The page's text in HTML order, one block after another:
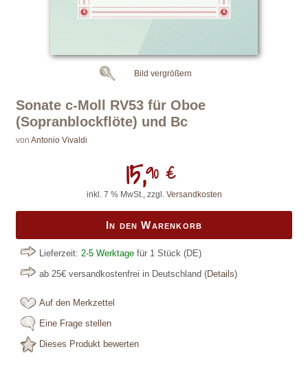
Sonate c-Moll RV53 für Oboe
(Sopranblockflöte) und Bc
von Antonio Vivaldi
15,90 €
inkl. 7 % MwSt., zzgl. Versandkosten
In den Warenkorb
Lieferzeit: 2-5 Werktage für 1 Stück (DE)
ab 25€ versandkostenfrei in Deutschland (Details)
Auf den Merkzettel
Eine Frage stellen
Dieses Produkt bewerten
Bild vergrößern